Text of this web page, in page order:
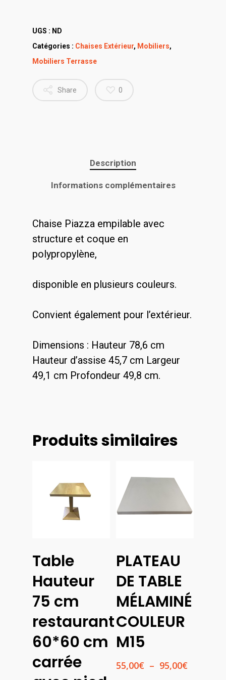
UGS : ND
Catégories : Chaises Extérieur, Mobiliers,
Mobiliers Terrasse
Share 0
Description
Informations complémentaires
Chaise Piazza empilable avec
structure et coque en
polypropylène,
disponible en plusieurs couleurs.
Convient également pour l’extérieur.
Dimensions : Hauteur 78,6 cm
Hauteur d’assise 45,7 cm Largeur
49,1 cm Profondeur 49,8 cm.
Produits similaires
Table
Hauteur
75 cm
restaurant
60*60 cm
carrée
Des
Options
PLATEAU
DE TABLE
MÉLAMINÉ
COULEUR
M15
55,00€ – 95,00€Plage